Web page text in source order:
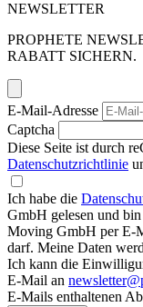
NEWSLETTER
PROPHETE
RABATT SICHERN.
E-Mail-Adresse
Captcha
Diese Seite ist durch
Datenschutzrichtlinie
Ich habe die
GmbH gelesen und
Moving GmbH per E-
darf. Meine Daten
Ich kann die
E-Mail an
E-Mails enthaltenen